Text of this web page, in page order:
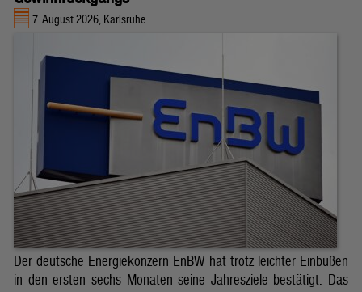
7. August 2026, Karlsruhe
Der deutsche Energiekonzern EnBW hat trotz leichter Einbußen
in den ersten sechs Monaten seine Jahresziele bestätigt. Das